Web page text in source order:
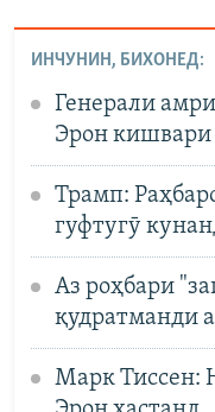
ИНЧУНИН, БИХОНЕД:
Генерали
Эрон кишвари
Трамп:
гуфтугӯ
Аз роҳбари
қудратманди
Марк Тиссен: